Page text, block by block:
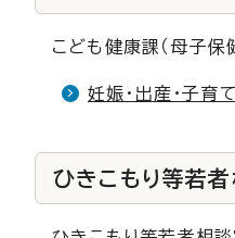
こども健康課（母子保
妊娠・出産・子育
ひきこもり等若